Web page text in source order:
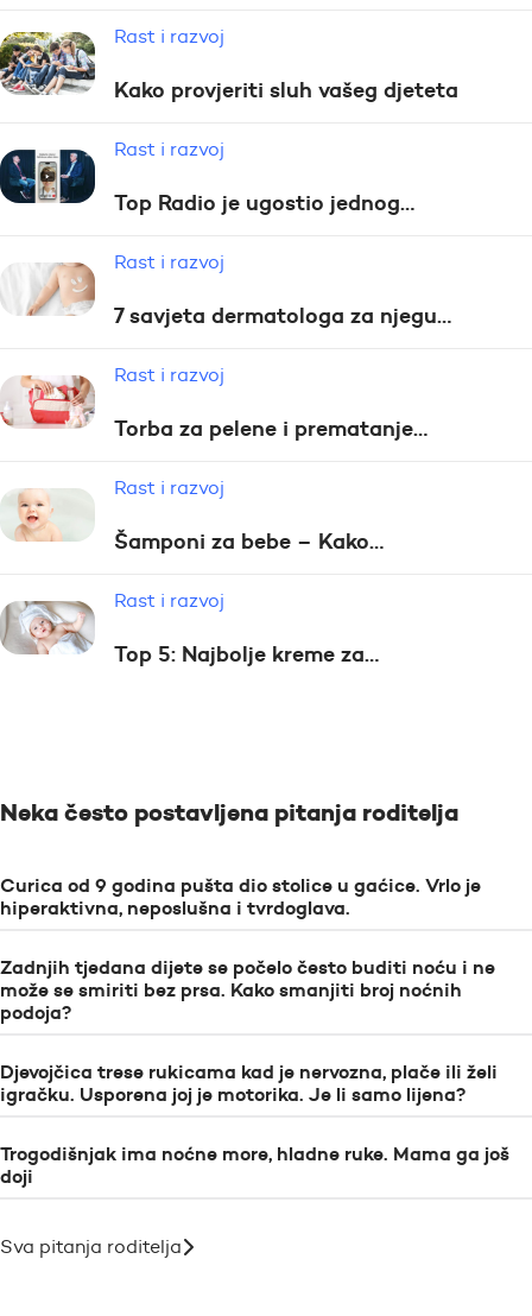
Rast i razvoj
Kako provjeriti sluh vašeg djeteta
Rast i razvoj
Top Radio je ugostio jednog…
Rast i razvoj
7 savjeta dermatologa za njegu…
Rast i razvoj
Torba za pelene i prematanje…
Rast i razvoj
Šamponi za bebe – Kako…
Rast i razvoj
Top 5: Najbolje kreme za…
Neka često postavljena pitanja roditelja
Curica od 9 godina pušta dio stolice u gaćice. Vrlo je
hiperaktivna, neposlušna i tvrdoglava.
Zadnjih tjedana dijete se počelo često buditi noću i ne
može se smiriti bez prsa. Kako smanjiti broj noćnih
podoja?
Djevojčica trese rukicama kad je nervozna, plače ili želi
igračku. Usporena joj je motorika. Je li samo lijena?
Trogodišnjak ima noćne more, hladne ruke. Mama ga još
doji
Sva pitanja roditelja